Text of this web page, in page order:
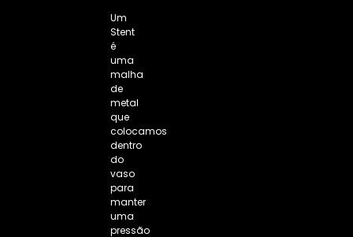
Um
Stent
é
uma
malha
de
metal
que
colocamos
dentro
do
vaso
para
manter
uma
pressão